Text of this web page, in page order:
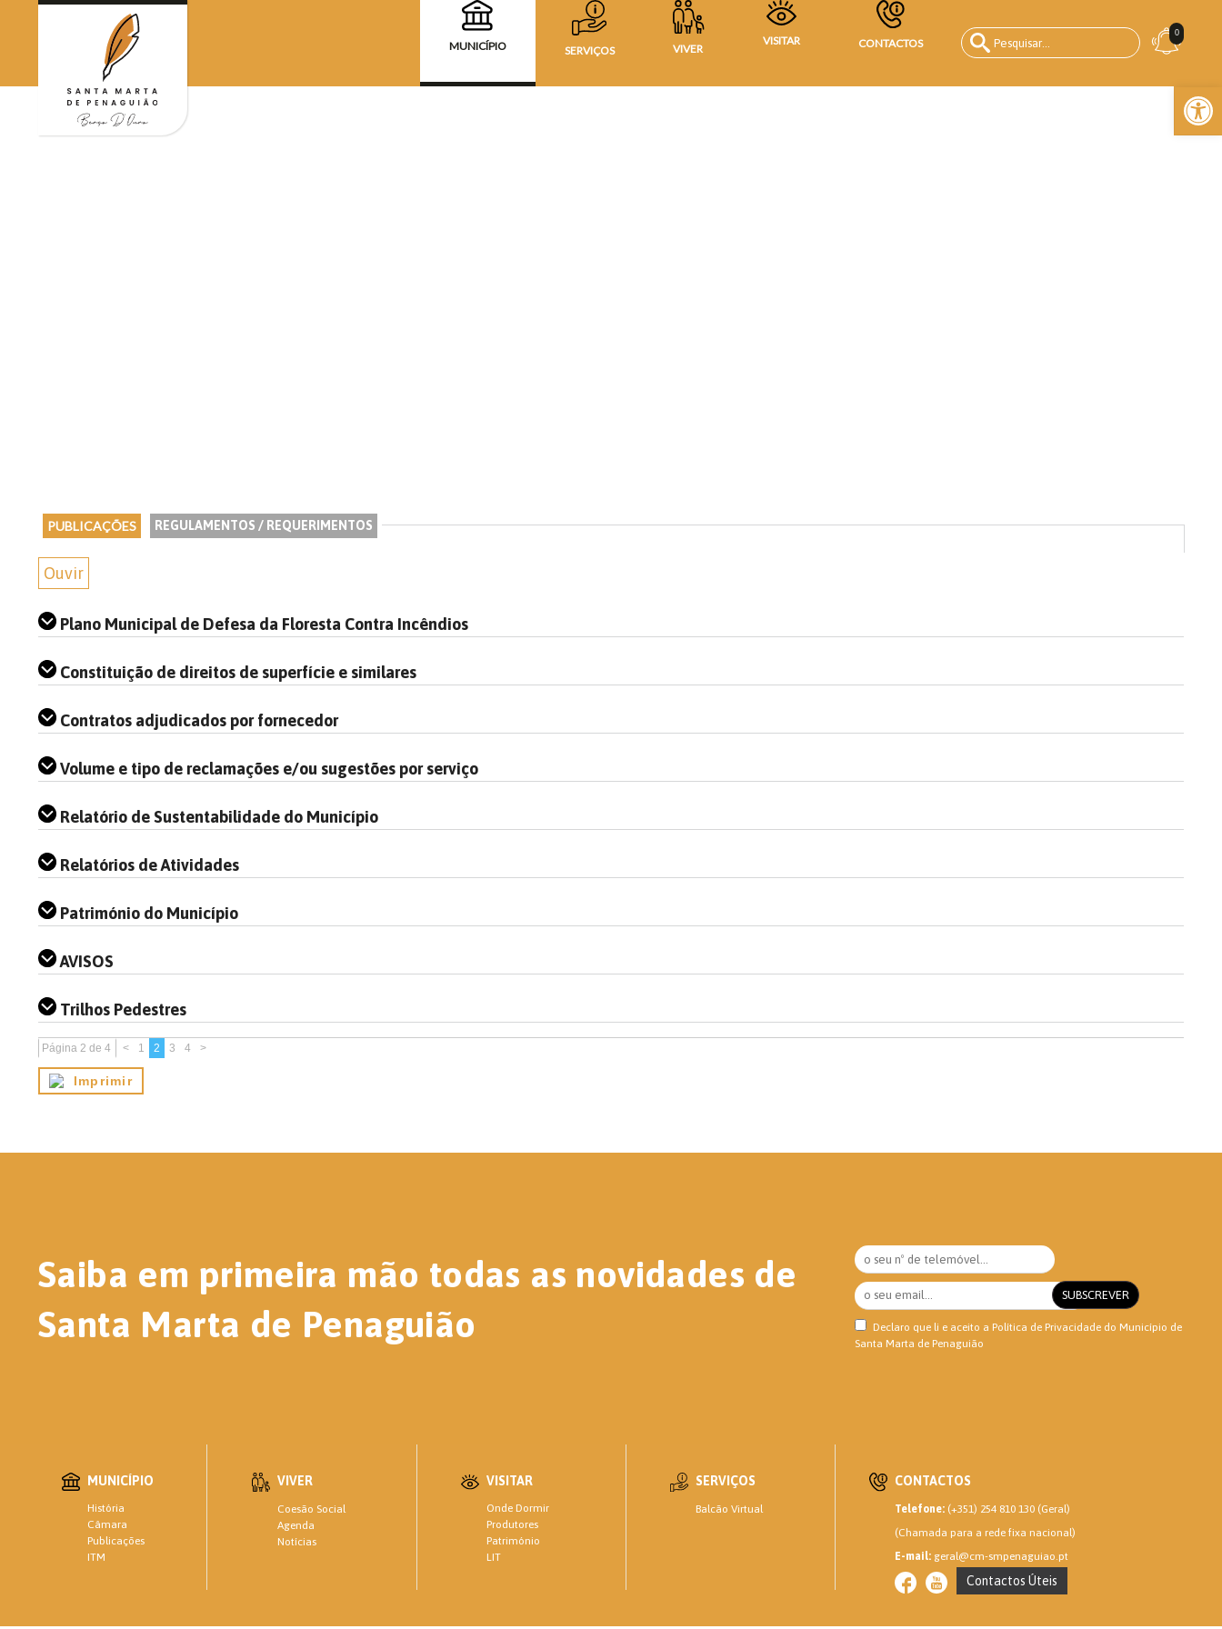
0
MUNICÍPIO SERVIÇOS VIVER
VISITAR CONTACTOS
PUBLICAÇÕES REGULAMENTOS / REQUERIMENTOS
Ouvir
Plano Municipal de Defesa da Floresta Contra Incêndios
Constituição de direitos de superfície e similares
Contratos adjudicados por fornecedor
Volume e tipo de reclamações e/ou sugestões por serviço
Relatório de Sustentabilidade do Município
Relatórios de Atividades
Património do Município
AVISOS
Trilhos Pedestres
Página 2 de 4 < 1 2 3 4 >
Imprimir
Saiba em primeira mão todas as novidades de
Santa Marta de Penaguião
Declaro que li e aceito a Política de Privacidadedo Município de
Santa Marta de Penaguião
MUNICÍPIO
História
Câmara
Publicações
ITM
VIVER
Coesão Social
Agenda
Notícias
VISITAR
Onde Dormir
Produtores
Património
LIT
SERVIÇOS
Balcão Virtual
CONTACTOS
Telefone:(+351) 254 810 130 (Geral)
(Chamada para a rede fixa nacional)
E-mail:geral@cm-smpenaguiao.pt
Contactos Úteis